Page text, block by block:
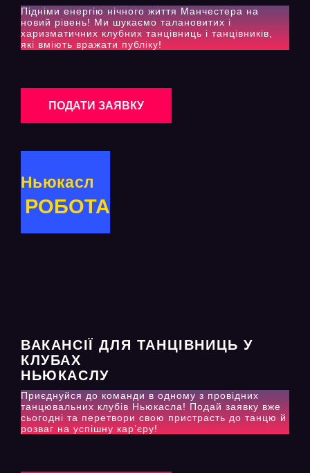
Підніми енергію нічного життя Манчестера на
новий рівень! Ми шукаємо талановитих і
харизматичних клубних танцівниць і танцівників,
які вміють вражати публіку!
ПОДАТИ ЗАЯВКУ
Ньюкасл
РОБОТА
ВАКАНСІЇ ДЛЯ ТАНЦІВНИЦЬ У
КЛУБАХ
НЬЮКАСЛУ
Приєднуйся до команди в одному з провідних
танцювальних клубів Ньюкасла! Подай заявку вже
сьогодні та перетвори свою пристрасть до танцю й
розваг на успішну кар’єру!